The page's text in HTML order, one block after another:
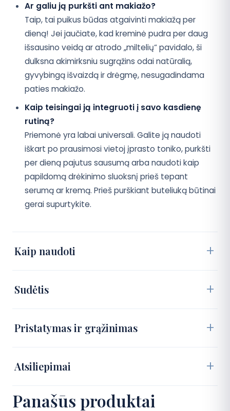
Ar galiu ją purkšti ant makiažo?
Taip, tai puikus būdas atgaivinti makiažą per
dieną! Jei jaučiate, kad kreminė pudra per daug
išsausino veidą ar atrodo „miltelių“ pavidalo, ši
dulksna akimirksniu sugrąžins odai natūralią,
gyvybingą išvaizdą ir drėgmę, nesugadindama
paties makiažo.
Kaip teisingai ją integruoti į savo kasdienę
rutiną?
Priemonė yra labai universali. Galite ją naudoti
iškart po prausimosi vietoj įprasto toniko, purkšti
per dieną pajutus sausumą arba naudoti kaip
papildomą drėkinimo sluoksnį prieš tepant
serumą ar kremą. Prieš purškiant buteliuką būtinai
gerai supurtykite.
Kaip naudoti
Sudėtis
Pristatymas ir grąžinimas
Atsiliepimai
Panašūs produktai